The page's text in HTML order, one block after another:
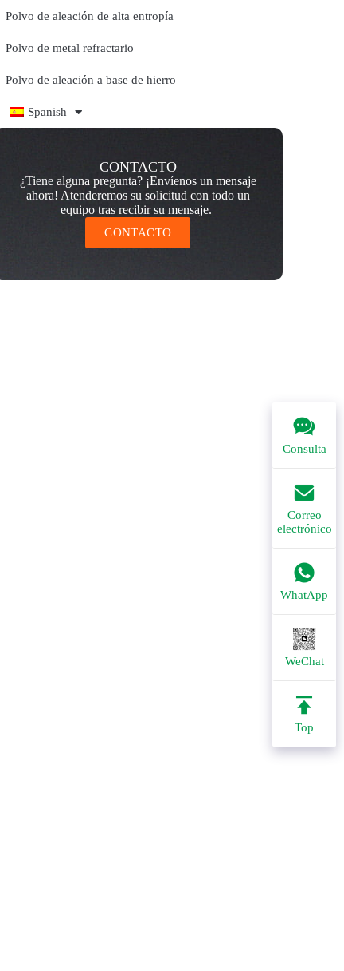
Consulta
Correo
electrónico
WhatApp
WeChat
Top
Polvo de aleación de alta entropía
Polvo de metal refractario
Polvo de aleación a base de hierro
Spanish
CONTACTO
¿Tiene alguna pregunta? ¡Envíenos un mensaje
ahora! Atenderemos su solicitud con todo un
equipo tras recibir su mensaje.
CONTACTO